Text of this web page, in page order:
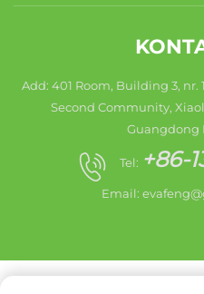
Add: 401 Room, Building 3,
Second Community,
Guangdong
Tel: +86-
Email: